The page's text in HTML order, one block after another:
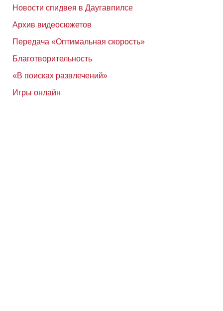
Новости спидвея в Даугавпилсе
Архив видеосюжетов
Передача «Оптимальная скорость»
Благотворительность
«В поисках развлечений»
Игры онлайн